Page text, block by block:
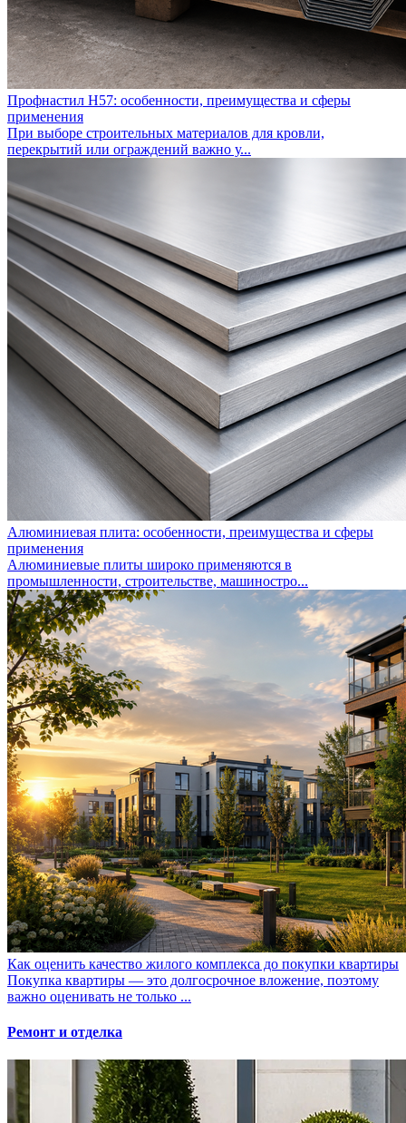
Профнастил Н57: особенности, преимущества и сферы
применения
При выборе строительных материалов для кровли,
перекрытий или ограждений важно у...
Алюминиевая плита: особенности, преимущества и сферы
применения
Алюминиевые плиты широко применяются в
промышленности, строительстве, машиностро...
Как оценить качество жилого комплекса до покупки квартиры
Покупка квартиры — это долгосрочное вложение, поэтому
важно оценивать не только ...
Ремонт и отделка